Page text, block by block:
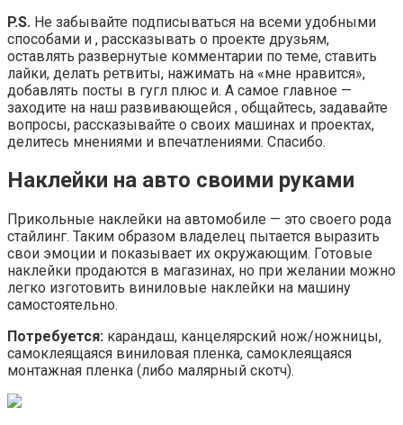
P.S. Не забывайте подписываться на всеми удобными
способами и , рассказывать о проекте друзьям,
оставлять развернутые комментарии по теме, ставить
лайки, делать ретвиты, нажимать на «мне нравится»,
добавлять посты в гугл плюс и. А самое главное —
заходите на наш развивающейся , общайтесь, задавайте
вопросы, рассказывайте о своих машинах и проектах,
делитесь мнениями и впечатлениями. Спасибо.
Наклейки на авто своими руками
Прикольные наклейки на автомобиле — это своего рода
стайлинг. Таким образом владелец пытается выразить
свои эмоции и показывает их окружающим. Готовые
наклейки продаются в магазинах, но при желании можно
легко изготовить виниловые наклейки на машину
самостоятельно.
Потребуется: карандаш, канцелярский нож/ножницы,
самоклеящаяся виниловая пленка, самоклеящаяся
монтажная пленка (либо малярный скотч).